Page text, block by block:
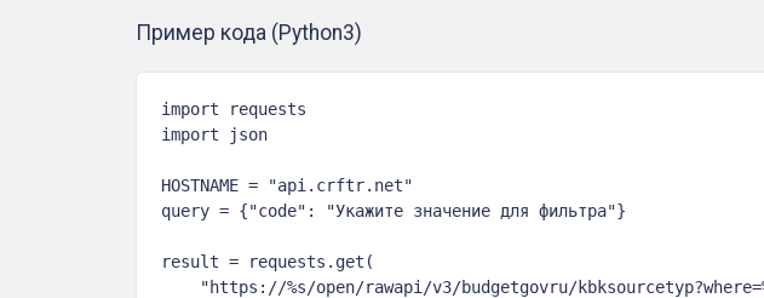
Пример кода (Python3)
import requests
import json
HOSTNAME = "api.crftr.net"
query = {"code": "Укажите значение для фильтра"}
result = requests.get(
"https://%s/open/rawapi/v3/budgetgovru/